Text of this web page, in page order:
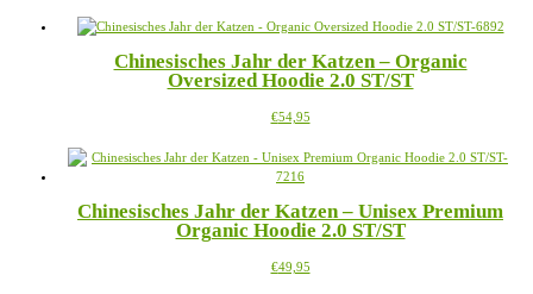
auf
Produktseite
gewählt
weist
Varianten
auf.
Optionen
auf
gewählt
werden
Chinesisches Jahr der Katzen – Organic
Oversized Hoodie 2.0 ST/ST
€54,95Dieses
weist
auf.
Die
können
Chinesisches Jahr der Katzen – Unisex Premium
Organic Hoodie 2.0 ST/ST
€49,95Dieses